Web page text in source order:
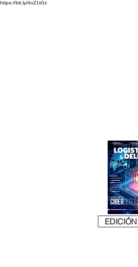
https://bit.ly/4oZ1tGz